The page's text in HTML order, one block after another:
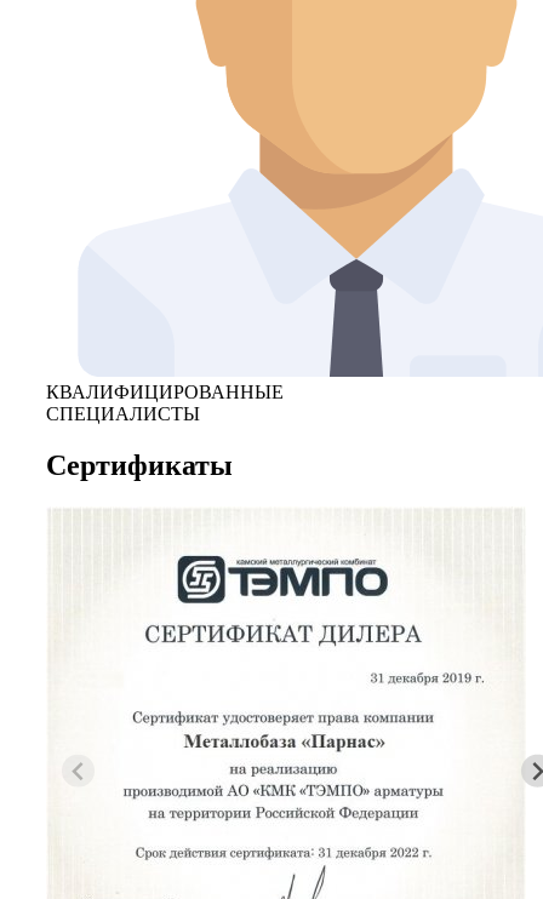
КВАЛИФИЦИРОВАННЫЕ
СПЕЦИАЛИСТЫ
Сертификаты